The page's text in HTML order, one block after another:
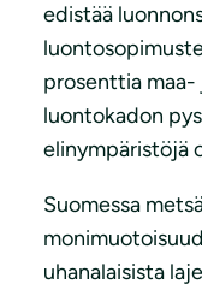
edistää
prosenttia maa-
luontokadon
elinympäristöjä
Suomessa
uhanalaisista